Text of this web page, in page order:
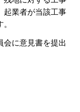
起業者が当該工事
会に意見書を提出